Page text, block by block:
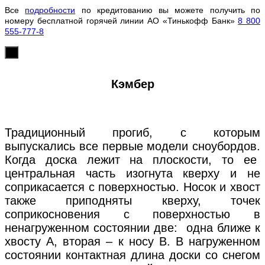
Все подробности по кредитованию вы можете получить по
номеру бесплатной горячей линии АО «Тинькофф Банк»8 800
555-777-8
Кэмбер
Традиционный прогиб, с которым
выпускались все первые модели сноубордов.
Когда доска лежит на плоскости, то ее
центральная часть изогнута кверху и не
соприкасается с поверхностью. Носок и хвост
также приподняты кверху, точек
соприкосновения с поверхностью в
ненагруженном состоянии две: одна ближе к
хвосту А, вторая – к носу В. В нагруженном
состоянии контактная длина доски со снегом